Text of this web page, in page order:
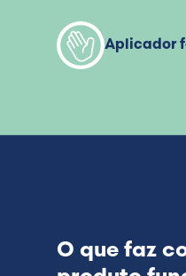
Aplicador
O que faz